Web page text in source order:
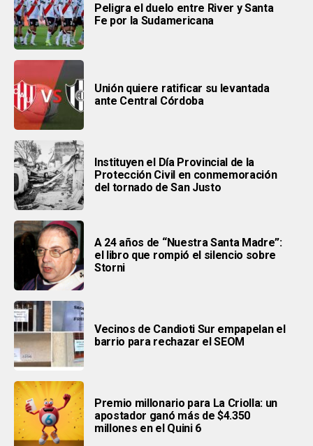
Peligra el duelo entre River y Santa
Fe por la Sudamericana
Unión quiere ratificar su levantada
ante Central Córdoba
Instituyen el Día Provincial de la
Protección Civil en conmemoración
del tornado de San Justo
A 24 años de “Nuestra Santa Madre”:
el libro que rompió el silencio sobre
Storni
Vecinos de Candioti Sur empapelan el
barrio para rechazar el SEOM
Premio millonario para La Criolla: un
apostador ganó más de $4.350
millones en el Quini 6